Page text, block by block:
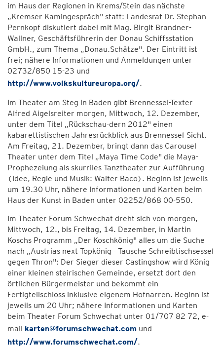
im Haus der Regionen in Krems/Stein das nächste
„Kremser Kamingespräch" statt: Landesrat Dr. Stephan
Pernkopf diskutiert dabei mit Mag. Birgit Brandner-
Wallner, Geschäftsführerin der Donau Schiffsstation
GmbH., zum Thema „Donau.Schätze". Der Eintritt ist
frei; nähere Informationen und Anmeldungen unter
02732/850 15-23 und
http://www.volkskultureuropa.org/.
Im Theater am Steg in Baden gibt Brennessel-Texter
Alfred Aigelsreiter morgen, Mittwoch, 12. Dezember,
unter dem Titel „Rückschau-dern 2012" einen
kabarettistischen Jahresrückblick aus Brennessel-Sicht.
Am Freitag, 21. Dezember, bringt dann das Carousel
Theater unter dem Titel „Maya Time Code" die Maya-
Prophezeiung als skurriles Tanztheater zur Aufführung
(Idee, Regie und Musik: Walter Baco). Beginn ist jeweils
um 19.30 Uhr, nähere Informationen und Karten beim
Haus der Kunst in Baden unter 02252/868 00-550.
Im Theater Forum Schwechat dreht sich von morgen,
Mittwoch, 12., bis Freitag, 14. Dezember, in Martin
Koschs Programm „Der Koschkönig" alles um die Suche
nach „Austrias next Topkönig - Tausche Schreibtischsessel
gegen Thron": Der Sieger dieser Castingshow wird König
einer kleinen steirischen Gemeinde, ersetzt dort den
örtlichen Bürgermeister und bekommt ein
Fertigteilschloss inklusive eigenem Hofnarren. Beginn ist
jeweils um 20 Uhr; nähere Informationen und Karten
beim Theater Forum Schwechat unter 01/707 82 72, e-
mail karten@forumschwechat.com und
http://www.forumschwechat.com/.